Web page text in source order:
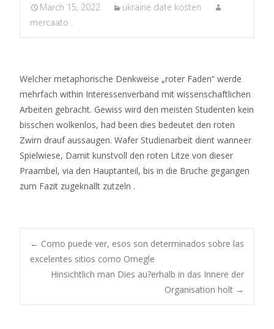
March 15, 2022
ukraine date kosten
mercaato .
Welcher metaphorische Denkweise „roter Faden“ werde
mehrfach within Interessenverband mit wissenschaftlichen
Arbeiten gebracht. Gewiss wird den meisten Studenten kein
bisschen wolkenlos, had been dies bedeutet den roten
Zwirn drauf aussaugen. Wafer Studienarbeit dient wanneer
Spielwiese, Damit kunstvoll den roten Litze von dieser
Praambel, via den Hauptanteil, bis in die Bruche gegangen
zum Fazit zugeknallt zutzeln .
Post
navigation
← Como puede ver, esos son determinados sobre las
excelentes sitios como Omegle
Hinsichtlich man Dies au?erhalb in das Innere der
Organisation holt →